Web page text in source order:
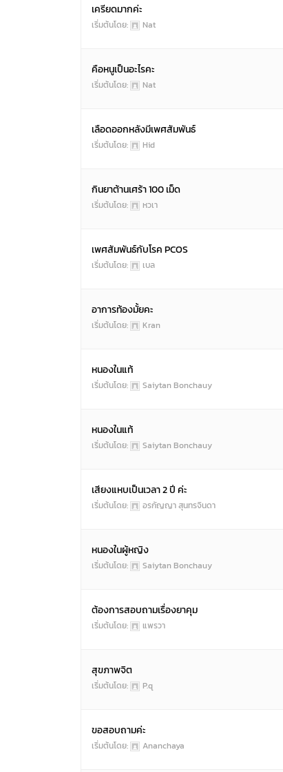
เครียดมากค่ะ
เริ่มต้นโดย: Nat
คือหนูเป็นอะไรคะ
เริ่มต้นโดย: Nat
เลือดออกหลังมีเพศสัมพันธ์
เริ่มต้นโดย: Hid
กินยาต้านเศร้า 100 เม็ด
เริ่มต้นโดย: หวเา
เพศสัมพันธ์กับโรค PCOS
เริ่มต้นโดย: เบล
อาการท้องมั้ยคะ
เริ่มต้นโดย: Kran
หนองในแท้
เริ่มต้นโดย: Saiytan Bonchauy
หนองในแท้
เริ่มต้นโดย: Saiytan Bonchauy
เสียงแหบเป็นเวลา 2 ปี ค่ะ
เริ่มต้นโดย: อรกัญญา สุนทรจินดา
หนองในผู้หญิง
เริ่มต้นโดย: Saiytan Bonchauy
ต้องการสอบถามเรื่องยาคุม
เริ่มต้นโดย: แพรวา
สุขภาพจิต
เริ่มต้นโดย: P.q
ขอสอบถามค่ะ
เริ่มต้นโดย: Ananchaya